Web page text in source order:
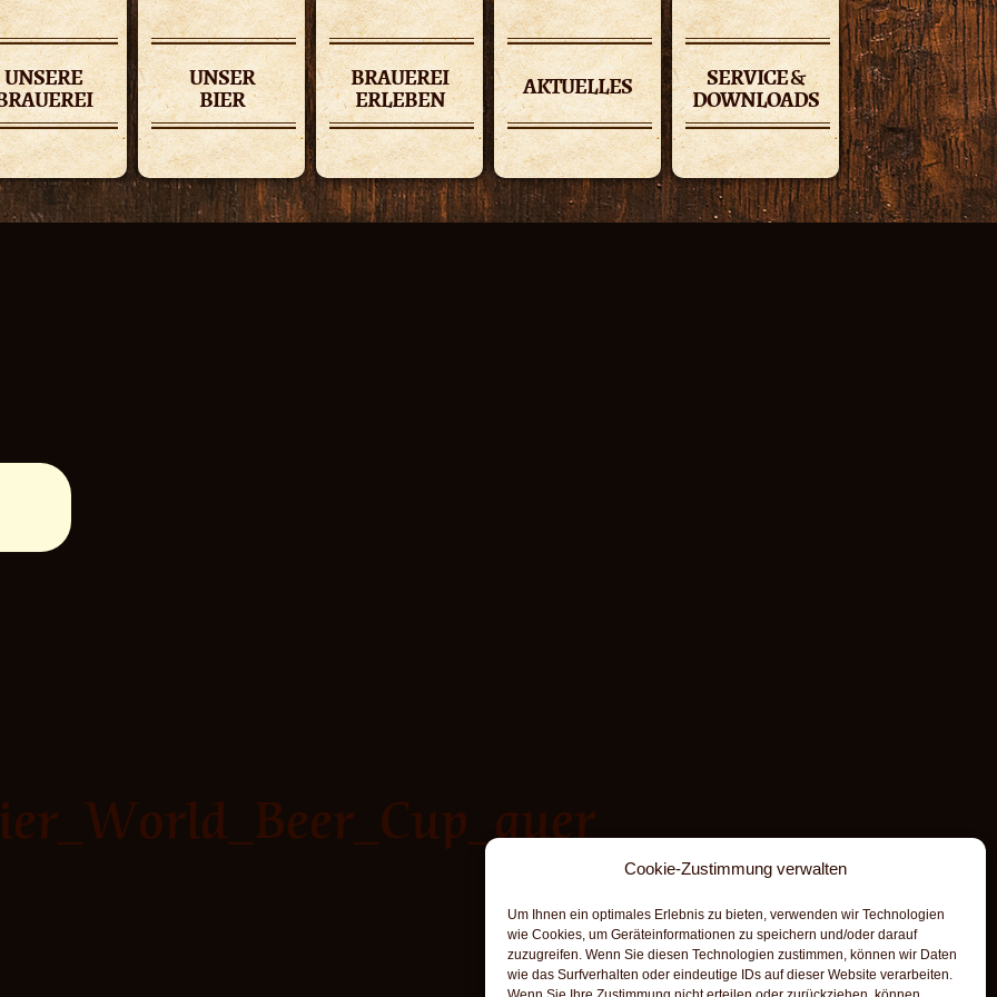
Cookie-Zustimmung verwalten
Um Ihnen ein optimales Erlebnis zu bieten, verwenden wir Technologien
wie Cookies, um Geräteinformationen zu speichern und/oder darauf
zuzugreifen. Wenn Sie diesen Technologien zustimmen, können wir Daten
wie das Surfverhalten oder eindeutige IDs auf dieser Website verarbeiten.
UNSERE UNSER
BIER
BRAUEREI
ERLEBEN AKTUELLES SERVICE &
DOWNLOADS